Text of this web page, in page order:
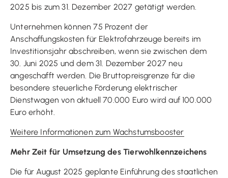
2025 bis zum 31. Dezember 2027 getätigt werden.
Unternehmen können 75 Prozent der
Anschaffungskosten für Elektrofahrzeuge bereits im
Investitionsjahr abschreiben, wenn sie zwischen dem
30. Juni 2025 und dem 31. Dezember 2027 neu
angeschafft werden. Die Bruttopreisgrenze für die
besondere steuerliche Förderung elektrischer
Dienstwagen von aktuell 70.000 Euro wird auf 100.000
Euro erhöht.
Weitere Informationen zum Wachstumsbooster
Mehr Zeit für Umsetzung des Tierwohlkennzeichens
Die für August 2025 geplante Einführung des staatlichen